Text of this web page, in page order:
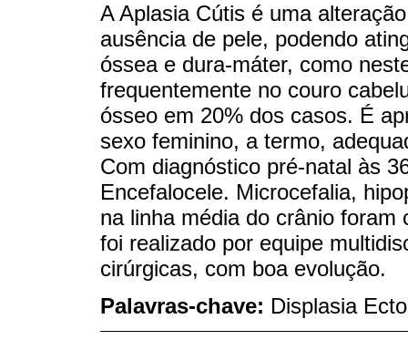
A Aplasia Cútis é uma
ausência de pele, podendo
óssea e dura-máter, como
frequentemente no couro
ósseo em 20% dos casos. É
sexo feminino, a termo,
Com diagnóstico pré-natal às
Encefalocele. Microcefalia,
na linha média do crânio
foi realizado por equipe
cirúrgicas, com boa evolução.
Palavras-chave: Displasia